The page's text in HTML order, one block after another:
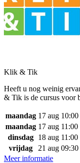
Klik & Tik
Heeft u nog weinig
& Tik is de cursus voor
maandag 17 aug
maandag 17 aug
dinsdag 18 aug
vrijdag
21 aug 09:30
Meer informatie